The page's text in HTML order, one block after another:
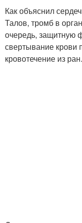
Как объяснил
Талов, тромб в
очередь, защитную
свертывание крови
кровотечение из ран.